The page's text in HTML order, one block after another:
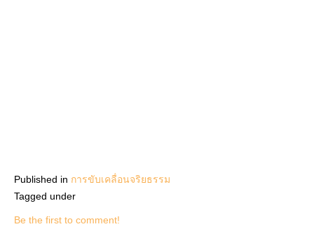
Published in การขับเคลื่อนจริยธรรม
Tagged under
Be the first to comment!